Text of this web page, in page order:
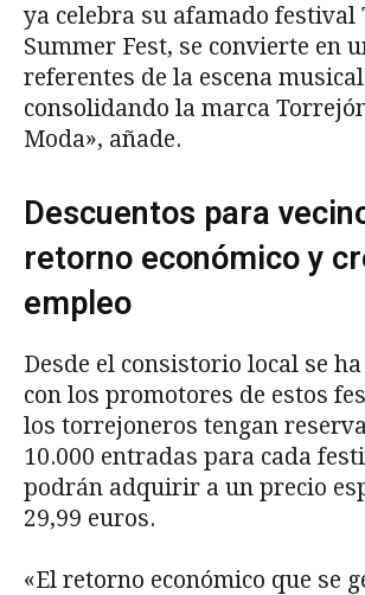
ya celebra su afamado festival
Summer Fest, se convierte en
referentes de la escena
consolidando la marca
Moda», añade.
Descuentos para
retorno económico y
empleo
Desde el consistorio local se
con los promotores de estos
los torrejoneros tengan
10.000 entradas para cada
podrán adquirir a un precio
29,99 euros.
«El retorno económico que se